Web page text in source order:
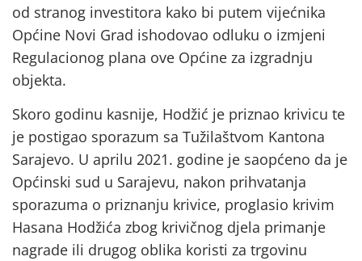
od stranog investitora kako bi putem vijećnika
Općine Novi Grad ishodovao odluku o izmjeni
Regulacionog plana ove Općine za izgradnju
objekta.
Skoro godinu kasnije, Hodžić je priznao krivicu te
je postigao sporazum sa Tužilaštvom Kantona
Sarajevo. U aprilu 2021. godine je saopćeno da je
Općinski sud u Sarajevu, nakon prihvatanja
sporazuma o priznanju krivice, proglasio krivim
Hasana Hodžića zbog krivičnog djela primanje
nagrade ili drugog oblika koristi za trgovinu